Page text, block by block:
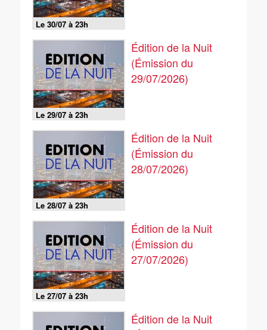
Le 30/07 à 23h
Le 29/07 à 23h
Édition de la Nuit
(Émission du
29/07/2026)
Le 28/07 à 23h
Édition de la Nuit
(Émission du
28/07/2026)
Le 27/07 à 23h
Édition de la Nuit
(Émission du
27/07/2026)
Édition de la Nuit